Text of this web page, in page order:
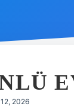
2026